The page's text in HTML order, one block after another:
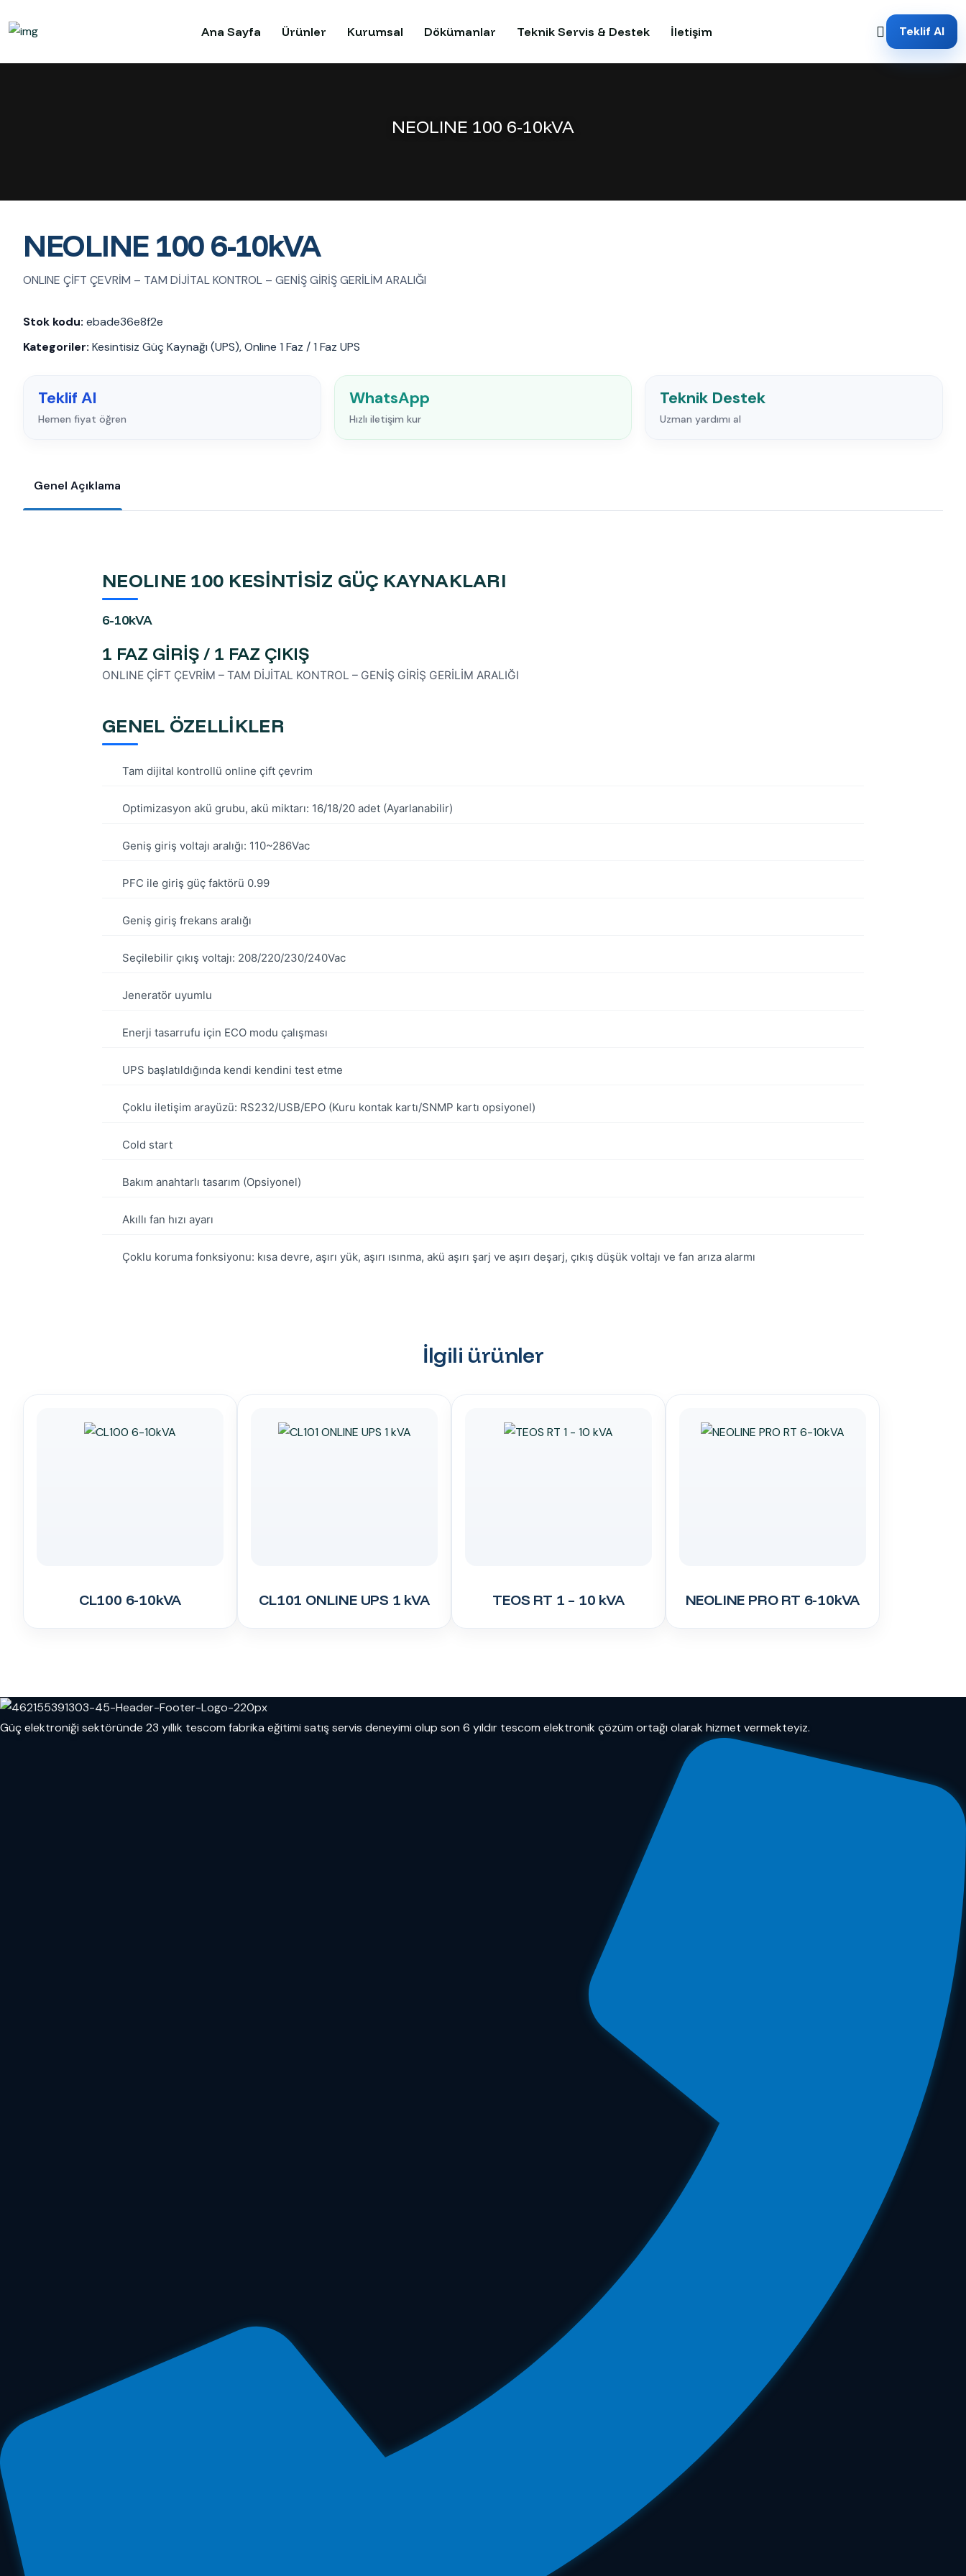
Ana Sayfa Ürünler Kurumsal Dökümanlar Teknik Servis & Destek İletişim Teklif Al
NEOLINE 100 6-10kVA
NEOLINE 100 6-10kVA
ONLINE ÇİFT ÇEVRİM – TAM DİJİTAL KONTROL – GENİŞ GİRİŞ GERİLİM ARALIĞI
Stok kodu: ebade36e8f2e
Kategoriler: Kesintisiz Güç Kaynağı (UPS),Online 1 Faz / 1 Faz UPS
Teklif Al
Hemen fiyat öğren
WhatsApp
Hızlı iletişim kur
Teknik Destek
Uzman yardımı al
Genel Açıklama
NEOLINE 100 KESİNTİSİZ GÜÇ KAYNAKLARI
6-10kVA
1 FAZ GİRİŞ / 1 FAZ ÇIKIŞ
ONLINE ÇİFT ÇEVRİM – TAM DİJİTAL KONTROL – GENİŞ GİRİŞ GERİLİM ARALIĞI
GENEL ÖZELLİKLER
Tam dijital kontrollü online çift çevrim
Optimizasyon akü grubu, akü miktarı: 16/18/20 adet (Ayarlanabilir)
Geniş giriş voltajı aralığı: 110~286Vac
PFC ile giriş güç faktörü 0.99
Geniş giriş frekans aralığı
Seçilebilir çıkış voltajı: 208/220/230/240Vac
Jeneratör uyumlu
Enerji tasarrufu için ECO modu çalışması
UPS başlatıldığında kendi kendini test etme
Çoklu iletişim arayüzü: RS232/USB/EPO (Kuru kontak kartı/SNMP kartı opsiyonel)
Cold start
Bakım anahtarlı tasarım (Opsiyonel)
Akıllı fan hızı ayarı
Çoklu koruma fonksiyonu: kısa devre, aşırı yük, aşırı ısınma, akü aşırı şarj ve aşırı deşarj, çıkış düşük voltajı ve fan arıza alarmı
İlgili ürünler
CL100 6-10kVA CL101 ONLINE UPS 1 kVA TEOS RT 1 – 10 kVA NEOLINE PRO RT 6-10kVA
Güç elektroniği sektöründe 23 yıllık tescom fabrika eğitimi satış servis deneyimi olup son 6 yıldır tescom elektronik çözüm ortağı olarak hizmet vermekteyiz.